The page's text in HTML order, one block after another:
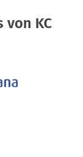
von KC